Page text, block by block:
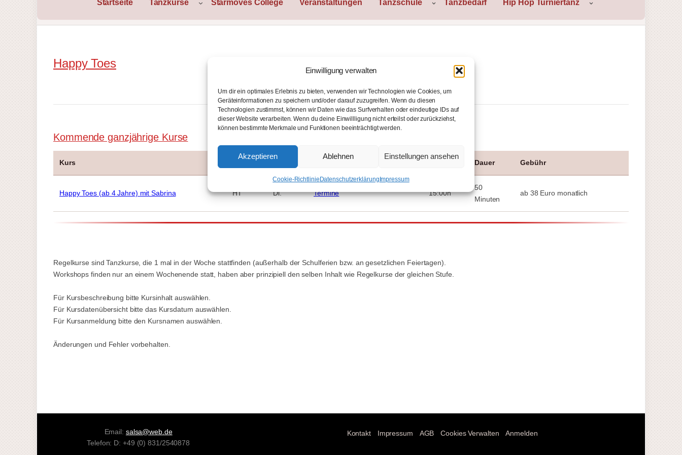
Einwilligung verwalten
Um dir ein optimales Erlebnis zu bieten, verwenden wir Technologien wie Cookies, um
Geräteinformationen zu speichern und/oder darauf zuzugreifen. Wenn du diesen
Technologien zustimmst, können wir Daten wie das Surfverhalten oder eindeutige IDs auf
dieser Website verarbeiten. Wenn du deine Einwillligung nicht erteilst oder zurückziehst,
können bestimmte Merkmale und Funktionen beeinträchtigt werden.
Akzeptieren Ablehnen Einstellungen ansehen
Cookie-RichtlinieDatenschutzerklärungImpressum
Startseite Tanzkurse Starmoves College Veranstaltungen Tanzschule Tanzbedarf Hip Hop Turniertanz
Happy Toes
Kursinhalt Kursorte / Wegbeschreibung Flyer
Kommende ganzjährige Kurse
Kurs Dauer Gebühr
Happy Toes (ab 4 Jahre) mit Sabrina HT Di. Termine 15:00h
50
Minuten
ab 38 Euro monatlich
Regelkurse sind Tanzkurse, die 1 mal in der Woche stattfinden (außerhalb der Schulferien bzw. an gesetzlichen Feiertagen).
Workshops finden nur an einem Wochenende statt, haben aber prinzipiell den selben Inhalt wie Regelkurse der gleichen Stufe.
Für Kursbeschreibung bitte Kursinhalt auswählen.
Für Kursdatenübersicht bitte das Kursdatum auswählen.
Für Kursanmeldung bitte den Kursnamen auswählen.
Änderungen und Fehler vorbehalten.
Email: salsa@web.de
Telefon: D: +49 (0) 831/2540878
Kontakt Impressum AGB Cookies Verwalten Anmelden